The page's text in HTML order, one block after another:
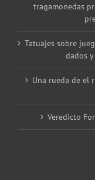
tragamonedas
Tatuajes sobre
dados
Una rueda de el
Veredicto